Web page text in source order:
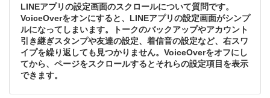
LINEアプリの設定画面のスクロールについて質問です。
VoiceOverをオンにすると、LINEアプリの設定画面がシンプ
ルになってしまいます。トークのバックアップやアカウント
引き継ぎスタンプや友達の設定、着信音の設定など、右スワ
イプを繰り返しても見つかりません。VoiceOverをオフにし
てから、ページをスクロールするとそれらの設定項目を表示
できます。